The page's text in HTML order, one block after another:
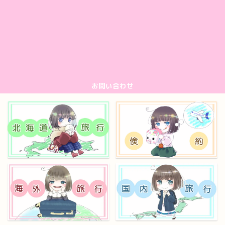
お問い合わせ